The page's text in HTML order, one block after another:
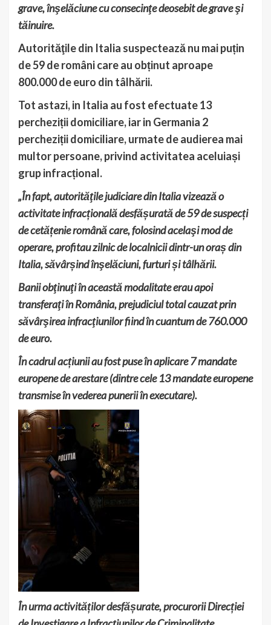
grave, înşelăciune cu consecinţe deosebit de grave şi
tăinuire.
Autorităţile din Italia suspectează nu mai puțin
de 59 de români care au obținut aproape
800.000 de euro din tâlhării.
Tot astazi, in Italia au fost efectuate 13
percheziții domiciliare, iar in Germania 2
percheziții domiciliare, urmate de audierea mai
multor persoane, privind activitatea aceluiași
grup infracțional.
„În fapt, autorităţile judiciare din Italia vizează o
activitate infracțională desfășurată de 59 de suspecți
de cetățenie română care, folosind acelaşi mod de
operare, profitau zilnic de localnicii dintr-un oraș din
Italia, săvârșind înşelăciuni, furturi și tâlhării.
Banii obţinuţi în această modalitate erau apoi
transferaţi în România, prejudiciul total cauzat prin
săvârşirea infracţiunilor fiind în cuantum de 760.000
de euro.
În cadrul acțiunii au fost puse în aplicare 7 mandate
europene de arestare (dintre cele 13 mandate europene
transmise în vederea punerii în executare).
În urma activităților desfășurate, procurorii Direcției